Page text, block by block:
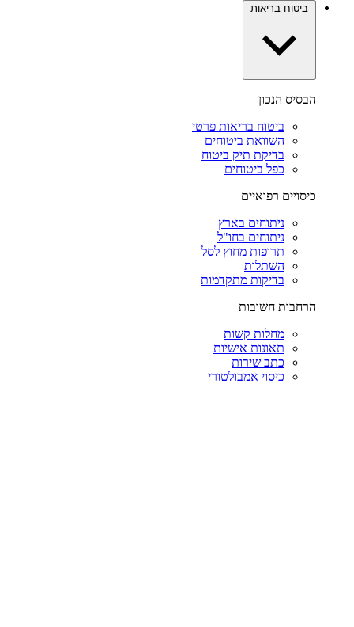
ביטוח בריאות
הבסיס הנכון
ביטוח בריאות פרטי
השוואת ביטוחים
בדיקת תיק ביטוח
כפל ביטוחים
כיסויים רפואיים
ניתוחים בארץ
ניתוחים בחו"ל
תרופות מחוץ לסל
השתלות
בדיקות מתקדמות
הרחבות חשובות
מחלות קשות
תאונות אישיות
כתב שירות
כיסוי אמבולטורי